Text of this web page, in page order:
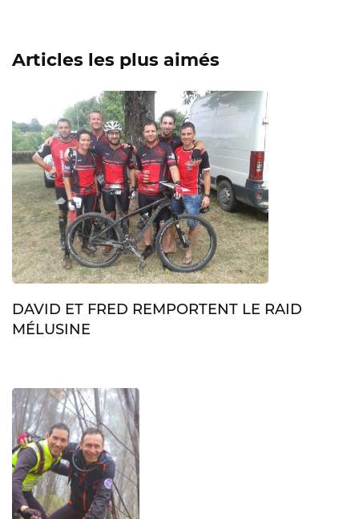
Articles les plus aimés
DAVID ET FRED REMPORTENT LE RAID
MÉLUSINE